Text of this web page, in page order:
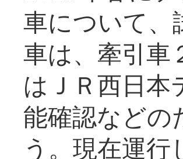
車について、
車は、牽引車
はＪＲ西日本
能確認などの
う。現在運